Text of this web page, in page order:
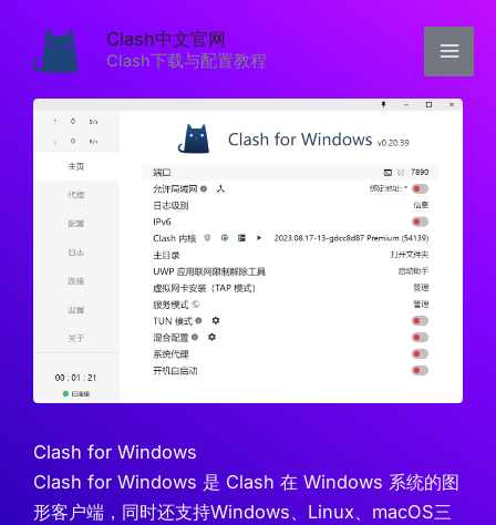
Clash中文官网
Clash下载与配置教程
Clash for Windows
Clash for Windows 是 Clash 在 Windows 系统的图
形客户端，同时还支持Windows、Linux、macOS三